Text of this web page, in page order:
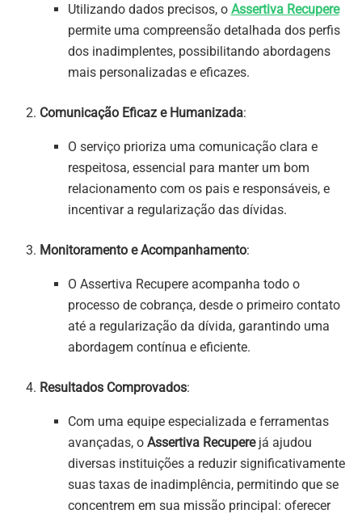
Utilizando dados precisos, o Assertiva Recupere
permite uma compreensão detalhada dos perfis
dos inadimplentes, possibilitando abordagens
mais personalizadas e eficazes.
Comunicação Eficaz e Humanizada:
O serviço prioriza uma comunicação clara e
respeitosa, essencial para manter um bom
relacionamento com os pais e responsáveis, e
incentivar a regularização das dívidas.
Monitoramento e Acompanhamento:
O Assertiva Recupere acompanha todo o
processo de cobrança, desde o primeiro contato
até a regularização da dívida, garantindo uma
abordagem contínua e eficiente.
Resultados Comprovados:
Com uma equipe especializada e ferramentas
avançadas, o Assertiva Recuperejá ajudou
diversas instituições a reduzir significativamente
suas taxas de inadimplência, permitindo que se
concentrem em sua missão principal: oferecer